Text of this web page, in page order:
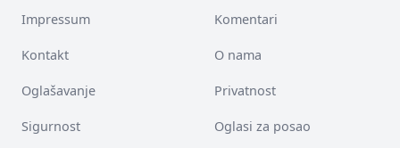
Impressum Komentari
Kontakt O nama
Oglašavanje Privatnost
Sigurnost Oglasi za posao